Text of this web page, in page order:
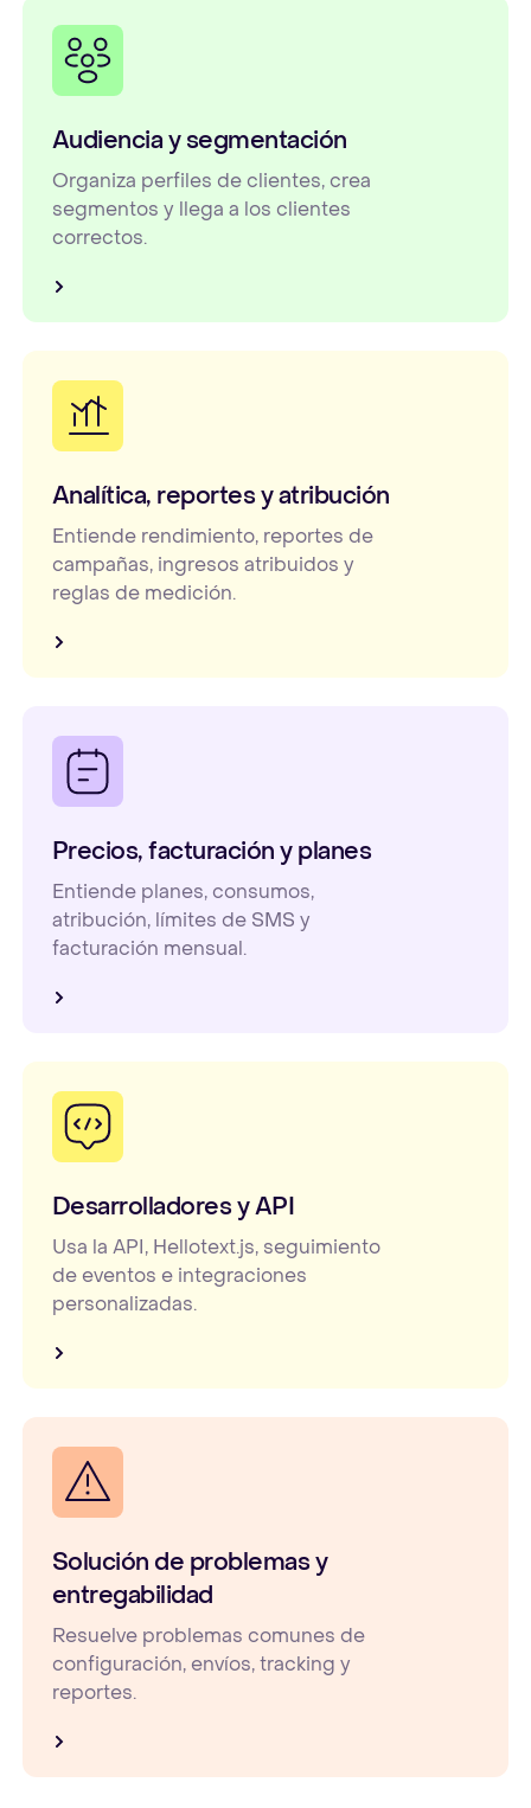
Audiencia y segmentación
Organiza perfiles de clientes, crea
segmentos y llega a los clientes
correctos.
Analítica, reportes y atribución
Entiende rendimiento, reportes de
campañas, ingresos atribuidos y
reglas de medición.
Precios, facturación y planes
Entiende planes, consumos,
atribución, límites de SMS y
facturación mensual.
Desarrolladores y API
Usa la API, Hellotext.js, seguimiento
de eventos e integraciones
personalizadas.
Solución de problemas y
entregabilidad
Resuelve problemas comunes de
configuración, envíos, tracking y
reportes.